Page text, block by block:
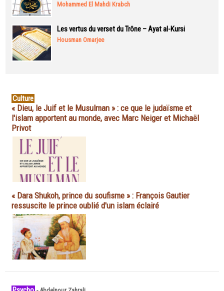
Mohammed El Mahdi Krabch
Les vertus du verset du Trône – Ayat al-Kursi
Housman Omarjee
Culture
« Dieu, le Juif et le Musulman » : ce que le judaïsme et
l'islam apportent au monde, avec Marc Neiger et Michaël
Privot
« Dara Shukoh, prince du soufisme » : François Gautier
ressuscite le prince oublié d'un islam éclairé